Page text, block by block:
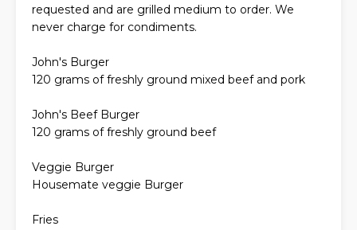
requested and are grilled medium to order. We
never charge for condiments.
John's Burger
120 grams of freshly ground mixed beef and pork
John's Beef Burger
120 grams of freshly ground beef
Veggie Burger
Housemate veggie Burger
Fries